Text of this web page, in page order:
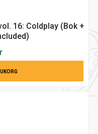
16: Coldplay (Bok +